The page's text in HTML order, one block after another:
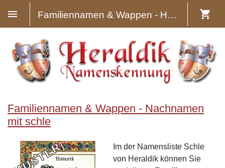
Familiennamen & Wappen - Heraldik
Familiennamen & Wappen - Nachnamen
mit schle
Im der Namensliste Schle
von Heraldik können Sie